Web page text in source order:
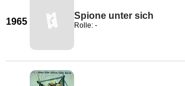
1965
Spione unter sich
Rolle: -